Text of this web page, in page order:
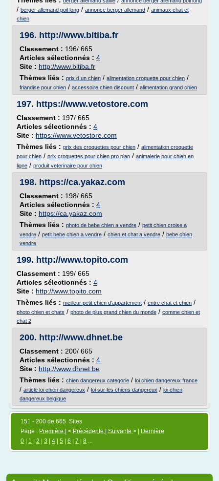
/ berger allemand poil long / annonce berger allemand / animaux chat et
chien
196. http://www.bitiba.fr
Classement : 196/ 665
Articles sélectionnés : 4
Site : http://www.bitiba.fr
Thèmes liés : prix d un chien / alimentation croquette pour chien /
friandise pour chien / accessoire chien discount / alimentation grand chien
197. https://www.vetostore.com
Classement : 197/ 665
Articles sélectionnés : 4
Site : https://www.vetostore.com
Thèmes liés : prix des croquettes pour chien / alimentation croquette
pour chien / prix croquettes pour chien pro plan / animalerie pour chien en
ligne / produit veterinaire pour chien
198. https://ca.yakaz.com
Classement : 198/ 665
Articles sélectionnés : 4
Site : https://ca.yakaz.com
Thèmes liés : photo de bebe chien a vendre / petit chien croise a
vendre / petit bebe chien a vendre / chien et chat a vendre / bebe chien
vendre
199. http://www.topito.com
Classement : 199/ 665
Articles sélectionnés : 4
Site : http://www.topito.com
Thèmes liés : meilleur petit chien d'appartement / entre chat et chien /
photo chien et chats / photo de plus grand chien du monde / comme chien et
chat 2
200. http://www.dhnet.be
Classement : 200/ 665
Articles sélectionnés : 4
Site : http://www.dhnet.be
Thèmes liés : chien dangereux categorie / loi chien dangereux france
/ article loi chien dangereux / loi sur les chiens dangereux / loi chien
dangereux belgique
151 - 200 de 665 Sites
Page : Première | < Précédente Suivante > |
Dernière
0
1 2 3 4 5 6 7 8 ...